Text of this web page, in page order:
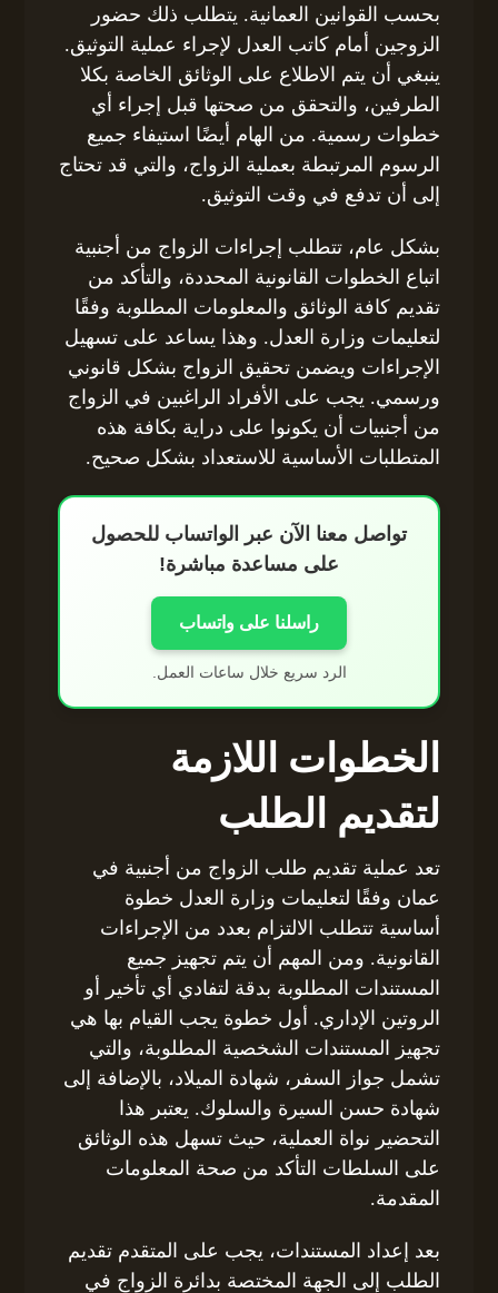
بحسب القوانين العمانية. يتطلب ذلك حضور
الزوجين أمام كاتب العدل لإجراء عملية التوثيق.
ينبغي أن يتم الاطلاع على الوثائق الخاصة بكلا
الطرفين، والتحقق من صحتها قبل إجراء أي
خطوات رسمية. من الهام أيضًا استيفاء جميع
الرسوم المرتبطة بعملية الزواج، والتي قد تحتاج
إلى أن تدفع في وقت التوثيق.
بشكل عام، تتطلب إجراءات الزواج من أجنبية
اتباع الخطوات القانونية المحددة، والتأكد من
تقديم كافة الوثائق والمعلومات المطلوبة وفقًا
لتعليمات وزارة العدل. وهذا يساعد على تسهيل
الإجراءات ويضمن تحقيق الزواج بشكل قانوني
ورسمي. يجب على الأفراد الراغبين في الزواج
من أجنبيات أن يكونوا على دراية بكافة هذه
المتطلبات الأساسية للاستعداد بشكل صحيح.
تواصل معنا الآن عبر الواتساب للحصول
على مساعدة مباشرة!
راسلنا على واتساب
الرد سريع خلال ساعات العمل.
الخطوات اللازمة
لتقديم الطلب
تعد عملية تقديم طلب الزواج من أجنبية في
عمان وفقًا لتعليمات وزارة العدل خطوة
أساسية تتطلب الالتزام بعدد من الإجراءات
القانونية. ومن المهم أن يتم تجهيز جميع
المستندات المطلوبة بدقة لتفادي أي تأخير أو
الروتين الإداري. أول خطوة يجب القيام بها هي
تجهيز المستندات الشخصية المطلوبة، والتي
تشمل جواز السفر، شهادة الميلاد، بالإضافة إلى
شهادة حسن السيرة والسلوك. يعتبر هذا
التحضير نواة العملية، حيث تسهل هذه الوثائق
على السلطات التأكد من صحة المعلومات
المقدمة.
بعد إعداد المستندات، يجب على المتقدم تقديم
الطلب إلى الجهة المختصة بدائرة الزواج في